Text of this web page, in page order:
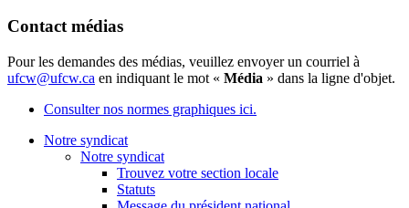
Contact médias
Pour les demandes des médias, veuillez envoyer un courriel à
ufcw@ufcw.ca en indiquant le mot « Média » dans la ligne d'objet.
Consulter nos normes graphiques ici.
Notre syndicat
Notre syndicat
Trouvez votre section locale
Statuts